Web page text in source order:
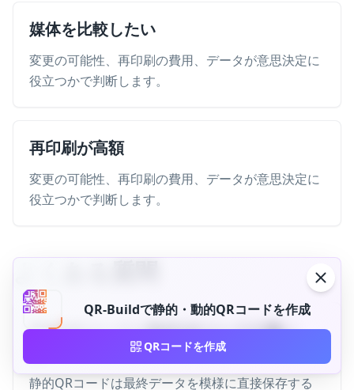
媒体を比較したい
変更の可能性、再印刷の費用、データが意思決定に
役立つかで判断します。
再印刷が高額
変更の可能性、再印刷の費用、データが意思決定に
役立つかで判断します。
よくある質問
静的QRコードと動的QRコードの違い
静的QRコードは最終データを模様に直接保存する
QR-Buildで静的・動的QRコードを作成
QRコードを作成